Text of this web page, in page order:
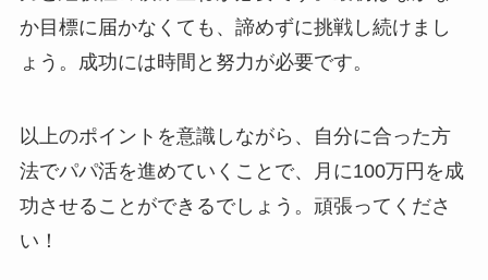
か目標に届かなくても、諦めずに挑戦し続けまし
ょう。成功には時間と努力が必要です。
以上のポイントを意識しながら、自分に合った方
法でパパ活を進めていくことで、月に100万円を成
功させることができるでしょう。頑張ってくださ
い！